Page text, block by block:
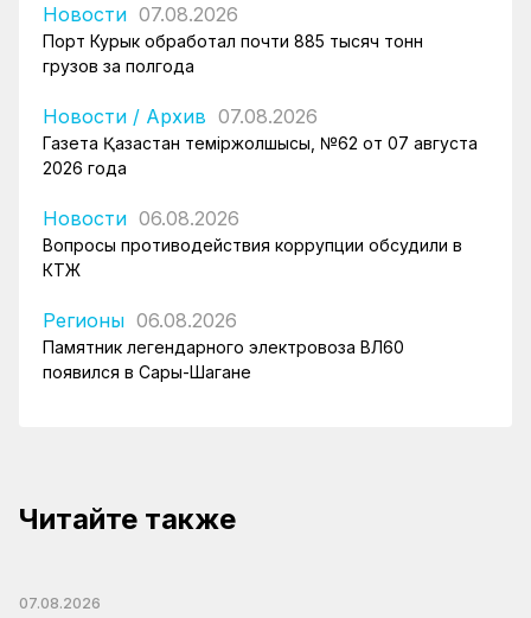
Новости 07.08.2026
Порт Курык обработал почти 885 тысяч тонн
грузов за полгода
Новости / Архив 07.08.2026
Газета Қазақстан теміржолшысы, №62 от 07 августа
2026 года
Новости 06.08.2026
Вопросы противодействия коррупции обсудили в
КТЖ
Регионы 06.08.2026
Памятник легендарного электровоза ВЛ60
появился в Сары-Шагане
Читайте также
07.08.2026